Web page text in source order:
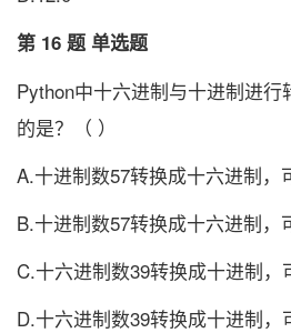
第 16 题 单选题
Python中十六进制与十进制进
的是？（ ）
A.十进制数57转换成十六进制，
B.十进制数57转换成十六进制，
C.十六进制数39转换成十进制，
D.十六进制数39转换成十进制，